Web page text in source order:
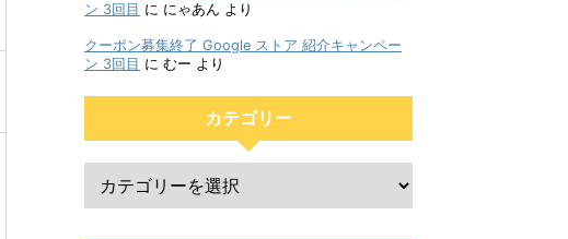
ン 3回目 に にゃあん より
クーポン募集終了 Google ストア 紹介キャンペー
ン 3回目 に むー より
カテゴリー